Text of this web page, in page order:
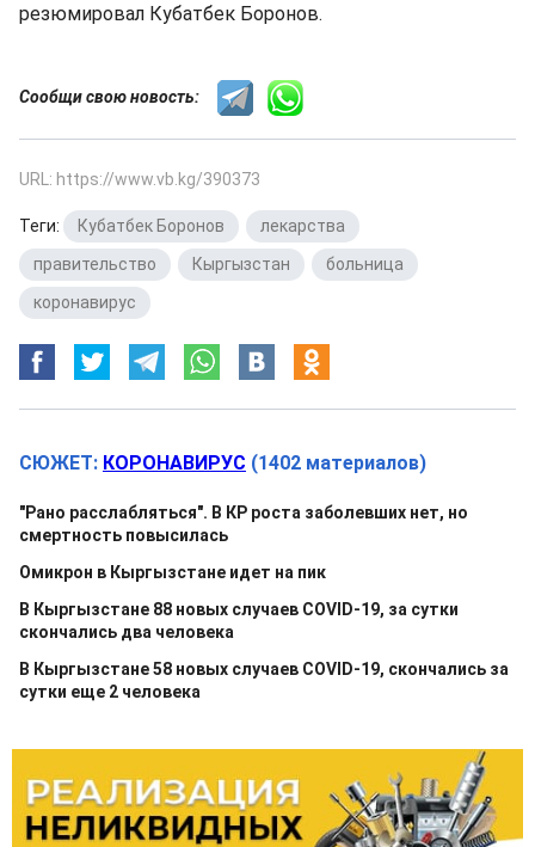
резюмировал Кубатбек Боронов.
Сообщи свою новость:
URL: https://www.vb.kg/390373
Теги: Кубатбек Боронов лекарства
правительство
Кыргызстан больница
коронавирус
СЮЖЕТ: КОРОНАВИРУС (1402 материалов)
"Рано расслабляться". В КР роста заболевших нет, но
смертность повысилась
Омикрон в Кыргызстане идет на пик
В Кыргызстане 88 новых случаев COVID-19, за сутки
скончались два человека
В Кыргызстане 58 новых случаев COVID-19, скончались за
сутки еще 2 человека